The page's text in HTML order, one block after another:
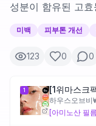
대화 이력
제품비교
성분이 함유된 고
미백 피부톤 개선
123 0 0
1
하우스오브비